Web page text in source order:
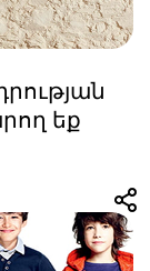
եք